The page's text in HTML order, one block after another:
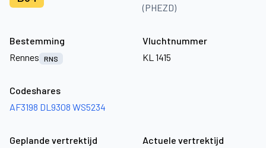
(PHEZD)
Bestemming
Rennes
RNS
Vluchtnummer
KL 1415
Codeshares
AF3198 DL9308 WS5234
Geplande vertrektijd Actuele vertrektijd